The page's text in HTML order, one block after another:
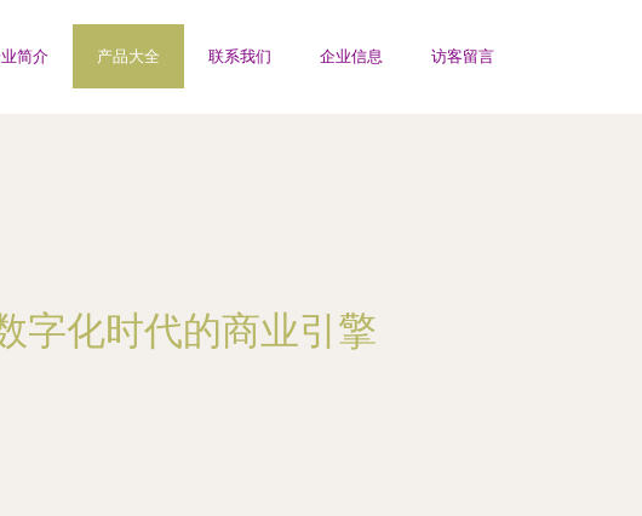
简介 产品大全 联系我们 企业信息 访客留言
字化时代的商业引擎